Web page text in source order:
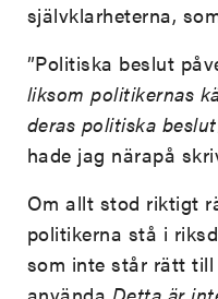
självklarheterna,
”Politiska beslut
liksom politikernas
deras politiska beslut
hade jag närapå
Om allt stod riktigt
politikerna stå i
som inte står rätt till